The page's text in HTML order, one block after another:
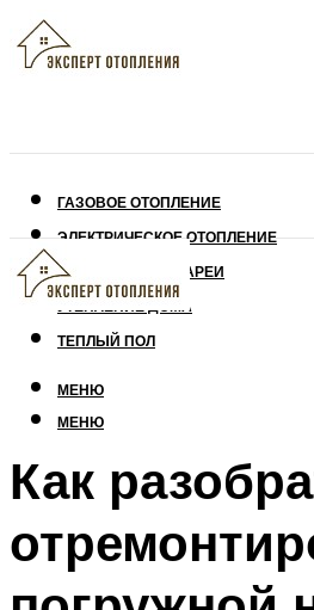
ГАЗОВОЕ ОТОПЛЕНИЕ
ЭЛЕКТРИЧЕСКОЕ ОТОПЛЕНИЕ
СОЛНЕЧНЫЕ БАТАРЕИ
УТЕПЛЕНИЕ ДОМА
ТЕПЛЫЙ ПОЛ
МЕНЮ
МЕНЮ
Как